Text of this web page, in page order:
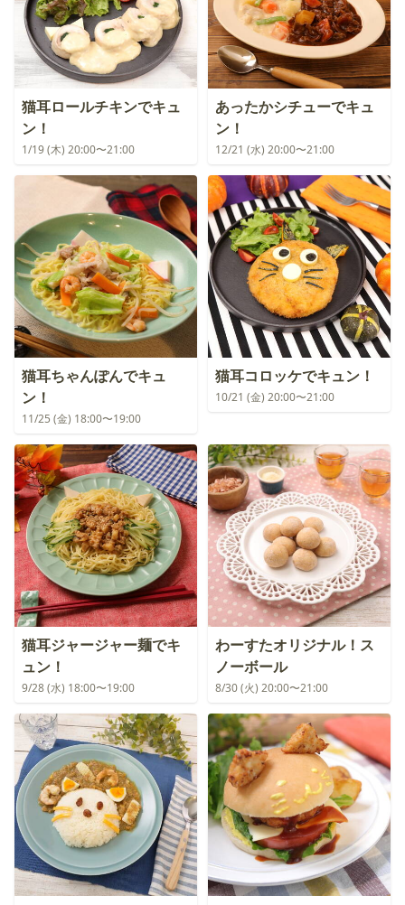
猫耳ロールチキンでキュ
ン！
1/19 (木) 20:00〜21:00
あったかシチューでキュ
ン！
12/21 (水) 20:00〜21:00
猫耳ちゃんぽんでキュ
ン！
11/25 (金) 18:00〜19:00
猫耳コロッケでキュン！
10/21 (金) 20:00〜21:00
猫耳ジャージャー麺でキ
ュン！
9/28 (水) 18:00〜19:00
わーすたオリジナル！ス
ノーボール
8/30 (火) 20:00〜21:00